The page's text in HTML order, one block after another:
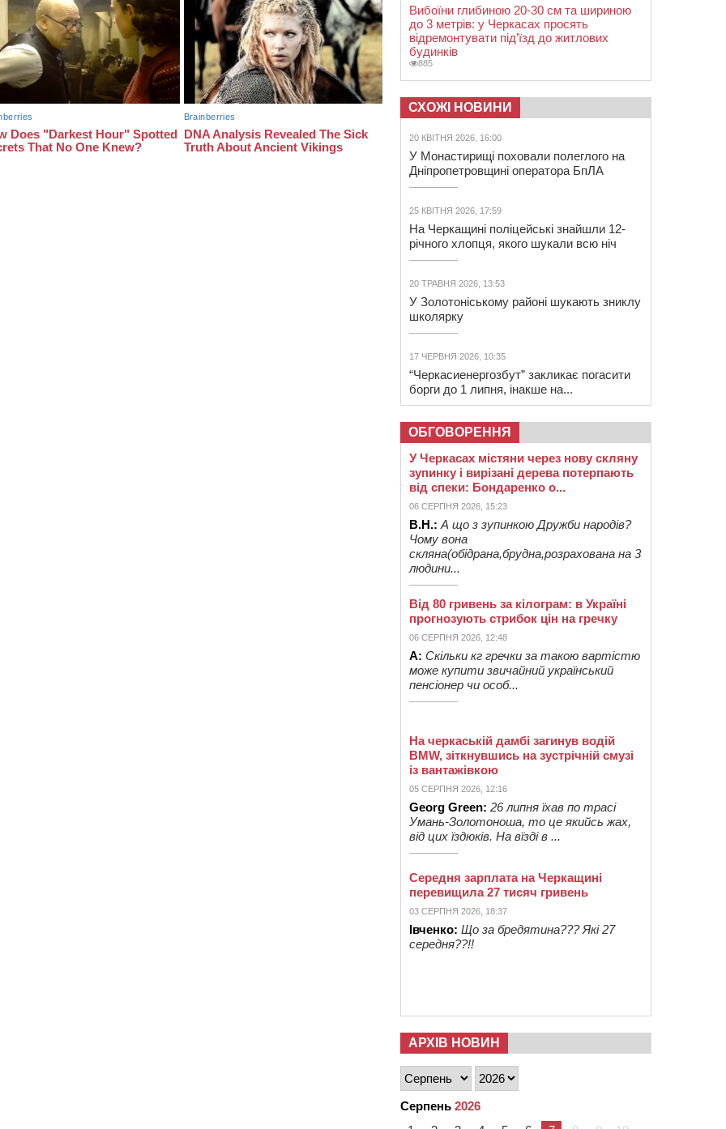
Вибоїни глибиною 20-30 см та шириною
до 3 метрів: у Черкасах просять
відремонтувати під’їзд до житлових
будинків
885
СХОЖІ НОВИНИ
20 КВІТНЯ 2026, 16:00
У Монастирищі поховали полеглого на
Дніпропетровщині оператора БпЛА
25 КВІТНЯ 2026, 17:59
На Черкащині поліцейські знайшли 12-
річного хлопця, якого шукали всю ніч
20 ТРАВНЯ 2026, 13:53
У Золотоніському районі шукають зниклу
школярку
17 ЧЕРВНЯ 2026, 10:35
“Черкасиенергозбут” закликає погасити
борги до 1 липня, інакше на...
ОБГОВОРЕННЯ
У Черкасах містяни через нову скляну
зупинку і вирізані дерева потерпають
від спеки: Бондаренко о...
06 СЕРПНЯ 2026, 15:23
В.Н.: А що з зупинкою Дружби народів?
Чому вона
скляна(обідрана,брудна,розрахована на 3
людини...
Від 80 гривень за кілограм: в Україні
прогнозують стрибок цін на гречку
06 СЕРПНЯ 2026, 12:48
А: Скільки кг гречки за такою вартістю
може купити звичайний український
пенсіонер чи особ...
На черкаській дамбі загинув водій
BMW, зіткнувшись на зустрічній смузі
із вантажівкою
05 СЕРПНЯ 2026, 12:16
Georg Green: 26 липня їхав по трасі
Умань-Золотоноша, то це якийсь жах,
від цих їздюків. На вїзді в ...
Середня зарплата на Черкащині
перевищила 27 тисяч гривень
03 СЕРПНЯ 2026, 18:37
Івченко: Що за бредятина??? Які 27
середня??!!
АРХІВ НОВИН
Серпень 2026